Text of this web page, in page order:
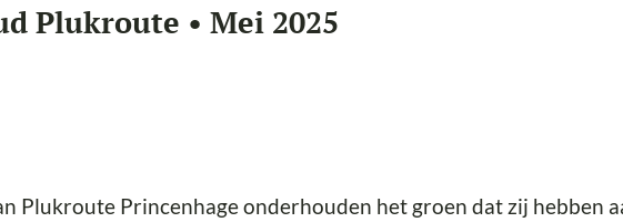
Plukroute • Mei 2025
Plukroute Princenhage onderhouden het groen dat zij hebben